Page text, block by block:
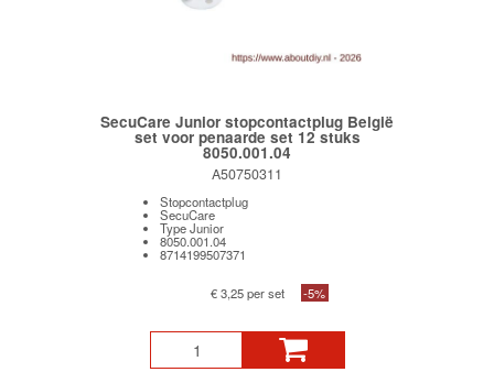
SecuCare Junior stopcontactplug België
set voor penaarde set 12 stuks
8050.001.04
A50750311
Stopcontactplug
SecuCare
Type Junior
8050.001.04
8714199507371
€ 3,25 per set -5%